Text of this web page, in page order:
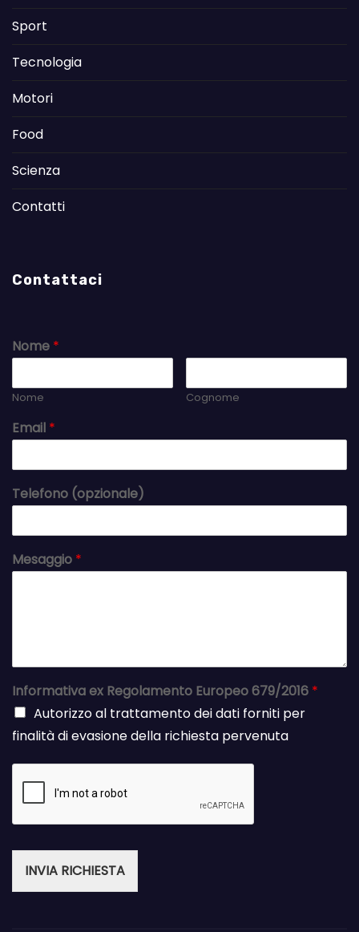
Sport
Tecnologia
Motori
Food
Scienza
Contatti
Contattaci
Nome *
Nome Cognome
Email *
Telefono (opzionale)
Mesaggio *
Informativa ex Regolamento Europeo 679/2016 *
Autorizzo al trattamento dei dati forniti per
finalità di evasione della richiesta pervenuta
INVIA RICHIESTA